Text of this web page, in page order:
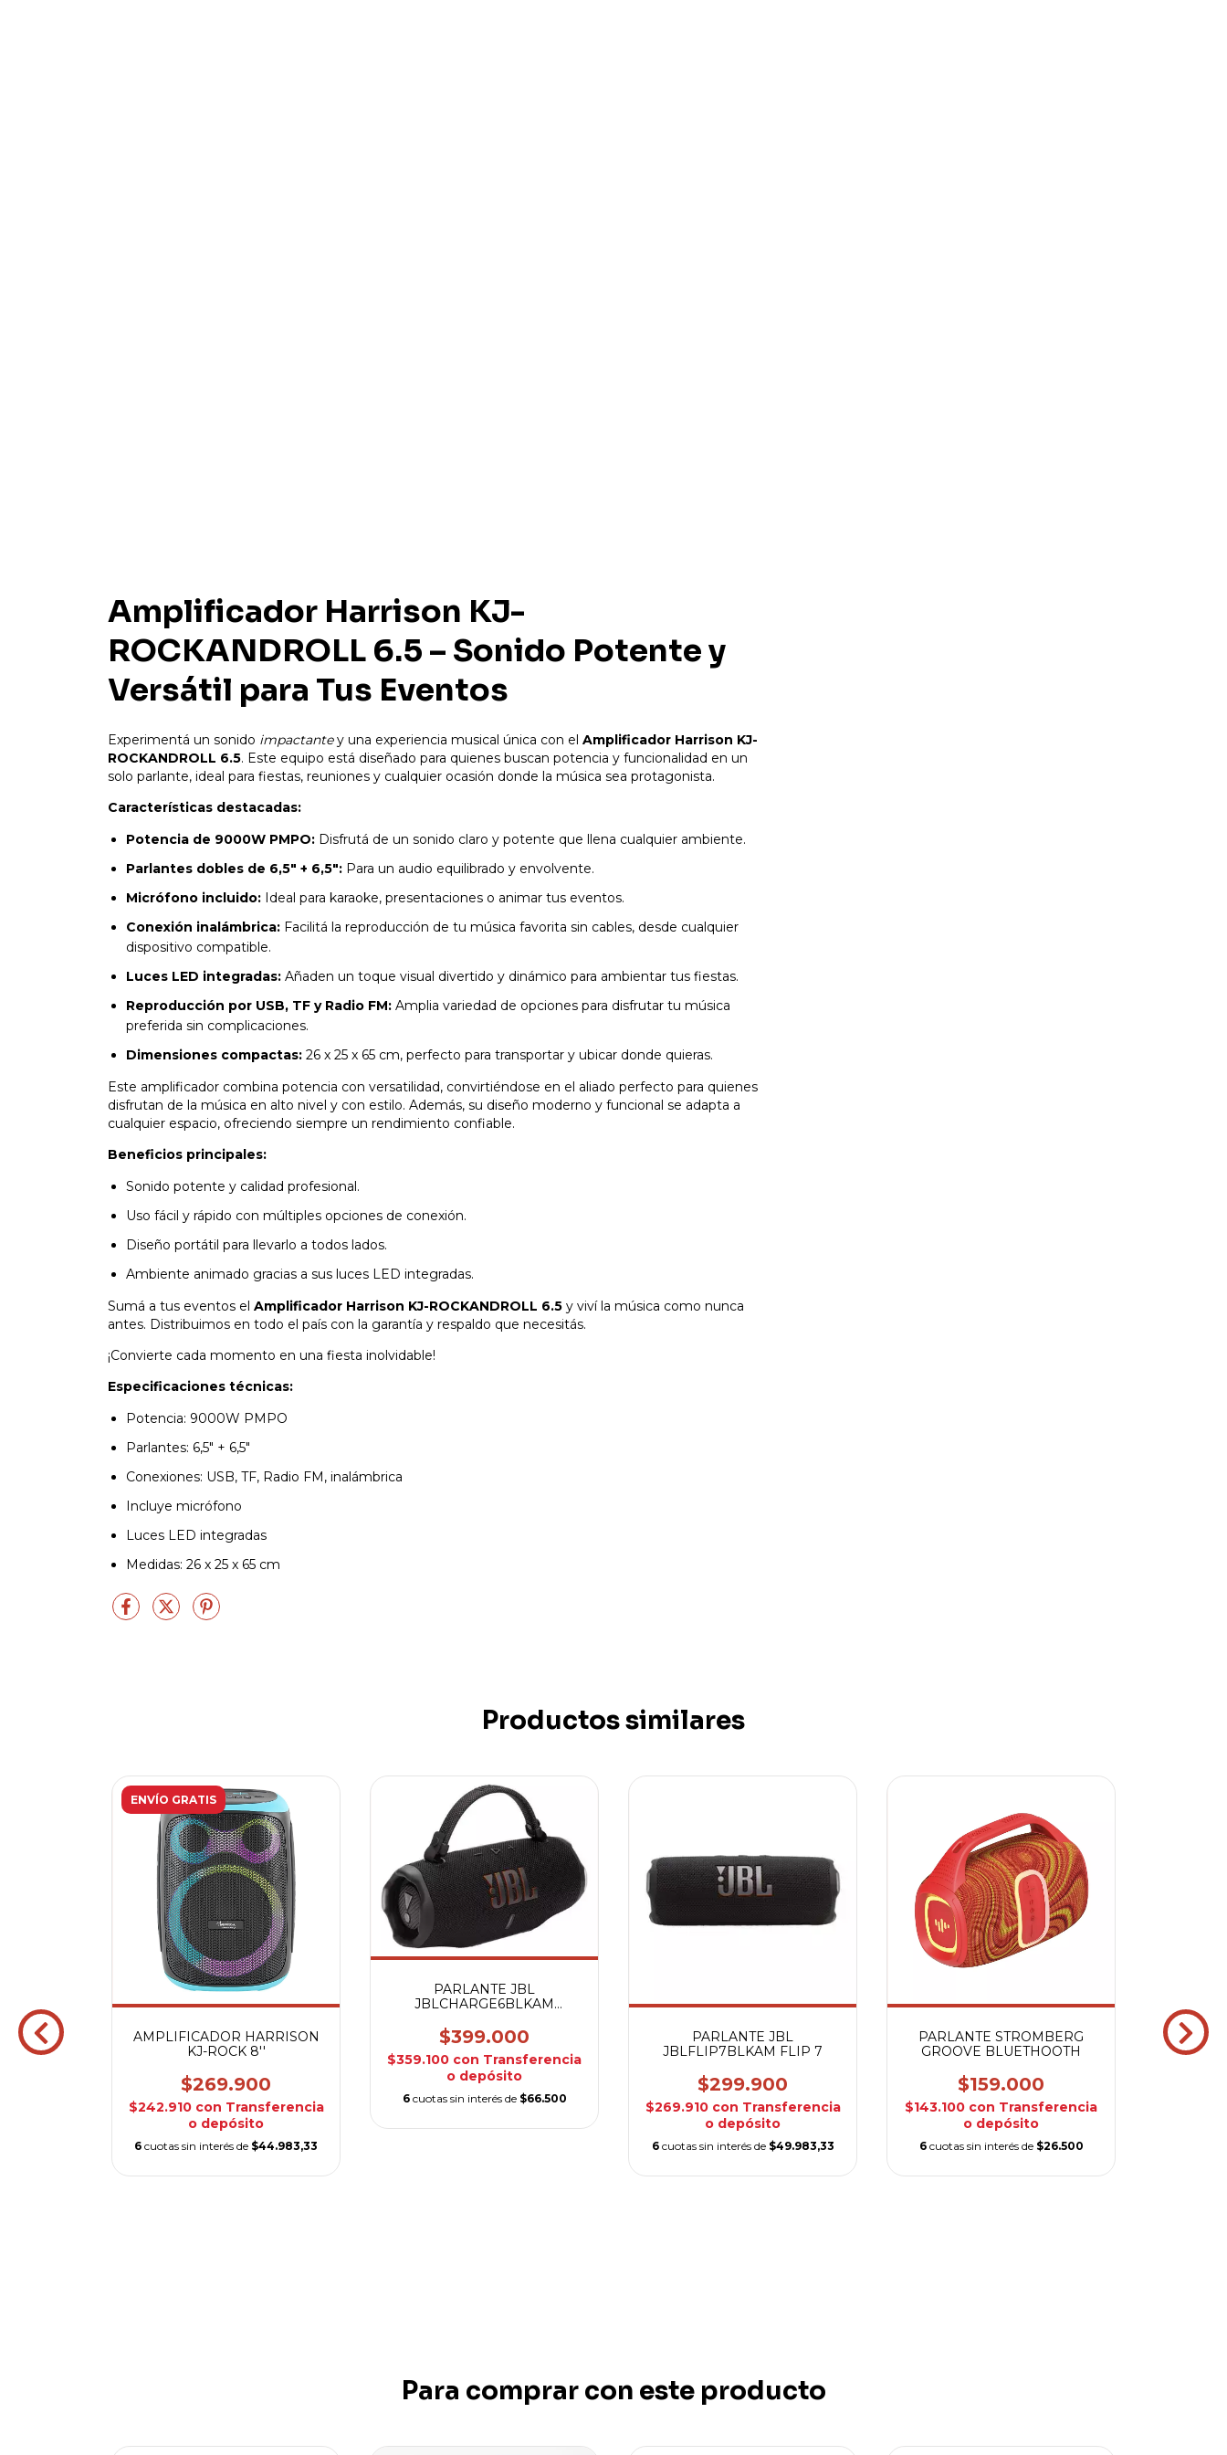
Amplificador Harrison KJ-
ROCKANDROLL 6.5 – Sonido Potente y
Versátil para Tus Eventos
Experimentá un sonido impactantey una experiencia musical única con el Amplificador Harrison KJ-
ROCKANDROLL 6.5. Este equipo está diseñado para quienes buscan potencia y funcionalidad en un
solo parlante, ideal para fiestas, reuniones y cualquier ocasión donde la música sea protagonista.
Características destacadas:
Potencia de 9000W PMPO: Disfrutá de un sonido claro y potente que llena cualquier ambiente.
Parlantes dobles de 6,5" + 6,5": Para un audio equilibrado y envolvente.
Micrófono incluido: Ideal para karaoke, presentaciones o animar tus eventos.
Conexión inalámbrica: Facilitá la reproducción de tu música favorita sin cables, desde cualquier
dispositivo compatible.
Luces LED integradas: Añaden un toque visual divertido y dinámico para ambientar tus fiestas.
Reproducción por USB, TF y Radio FM: Amplia variedad de opciones para disfrutar tu música
preferida sin complicaciones.
Dimensiones compactas: 26 x 25 x 65 cm, perfecto para transportar y ubicar donde quieras.
Este amplificador combina potencia con versatilidad, convirtiéndose en el aliado perfecto para quienes
disfrutan de la música en alto nivel y con estilo. Además, su diseño moderno y funcional se adapta a
cualquier espacio, ofreciendo siempre un rendimiento confiable.
Beneficios principales:
Sonido potente y calidad profesional.
Uso fácil y rápido con múltiples opciones de conexión.
Diseño portátil para llevarlo a todos lados.
Ambiente animado gracias a sus luces LED integradas.
Sumá a tus eventos el Amplificador Harrison KJ-ROCKANDROLL 6.5 y viví la música como nunca
antes. Distribuimos en todo el país con la garantía y respaldo que necesitás.
¡Convierte cada momento en una fiesta inolvidable!
Especificaciones técnicas:
Potencia: 9000W PMPO
Parlantes: 6,5" + 6,5"
Conexiones: USB, TF, Radio FM, inalámbrica
Incluye micrófono
Luces LED integradas
Medidas: 26 x 25 x 65 cm
Productos similares
ENVÍO GRATIS
AMPLIFICADOR HARRISON
KJ-ROCK 8''
$269.900
$242.910 con Transferencia
o depósito
6 cuotas sin interés de $44.983,33
PARLANTE JBL
JBLCHARGE6BLKAM
$399.000
$359.100 con Transferencia
o depósito
6 cuotas sin interés de $66.500
PARLANTE JBL
JBLFLIP7BLKAM FLIP 7
$299.900
$269.910 con Transferencia
o depósito
6 cuotas sin interés de $49.983,33
PARLANTE STROMBERG
GROOVE BLUETHOOTH
$159.000
$143.100 con Transferencia
o depósito
6 cuotas sin interés de $26.500
Para comprar con este producto